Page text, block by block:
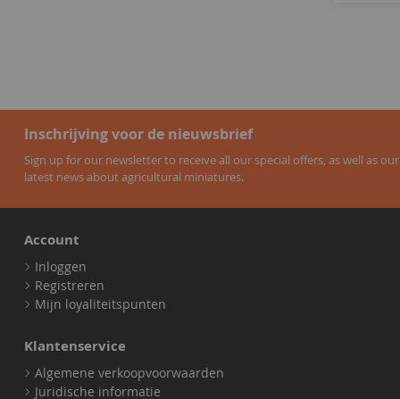
Inschrijving voor de nieuwsbrief
Sign up for our newsletter to receive all our special offers, as well as our
latest news about agricultural miniatures.
Account
Inloggen
Registreren
Mijn loyaliteitspunten
Klantenservice
Algemene verkoopvoorwaarden
Juridische informatie